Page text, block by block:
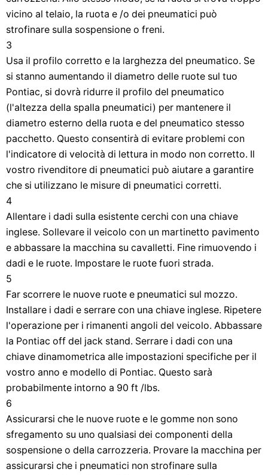
vicino al telaio, la ruota e /o dei pneumatici può
strofinare sulla sospensione o freni.
3
Usa il profilo corretto e la larghezza del pneumatico. Se
si stanno aumentando il diametro delle ruote sul tuo
Pontiac, si dovrà ridurre il profilo del pneumatico
(l'altezza della spalla pneumatici) per mantenere il
diametro esterno della ruota e del pneumatico stesso
pacchetto. Questo consentirà di evitare problemi con
l'indicatore di velocità di lettura in modo non corretto. Il
vostro rivenditore di pneumatici può aiutare a garantire
che si utilizzano le misure di pneumatici corretti.
4
Allentare i dadi sulla esistente cerchi con una chiave
inglese. Sollevare il veicolo con un martinetto pavimento
e abbassare la macchina su cavalletti. Fine rimuovendo i
dadi e le ruote. Impostare le ruote fuori strada.
5
Far scorrere le nuove ruote e pneumatici sul mozzo.
Installare i dadi e serrare con una chiave inglese. Ripetere
l'operazione per i rimanenti angoli del veicolo. Abbassare
la Pontiac off del jack stand. Serrare i dadi con una
chiave dinamometrica alle impostazioni specifiche per il
vostro anno e modello di Pontiac. Questo sarà
probabilmente intorno a 90 ft /lbs.
6
Assicurarsi che le nuove ruote e le gomme non sono
sfregamento su uno qualsiasi dei componenti della
sospensione o della carrozzeria. Provare la macchina per
assicurarsi che i pneumatici non strofinare sulla